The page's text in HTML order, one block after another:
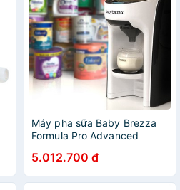
Máy pha sữa Baby Brezza
Formula Pro Advanced
5.012.700 đ